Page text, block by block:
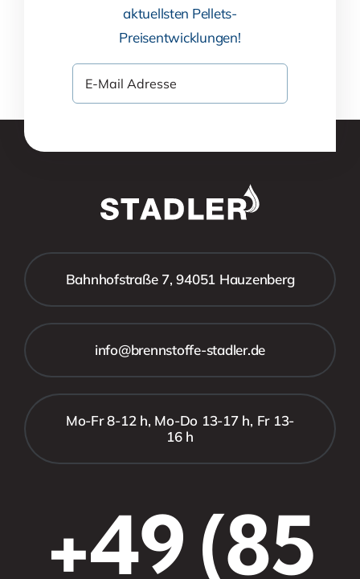
aktuellsten Pellets-
Preisentwicklungen!
Bahnhofstraße 7, 94051 Hauzenberg
info@brennstoffe-stadler.de
Mo-Fr 8-12 h, Mo-Do 13-17 h, Fr 13-
16 h
+49 (85